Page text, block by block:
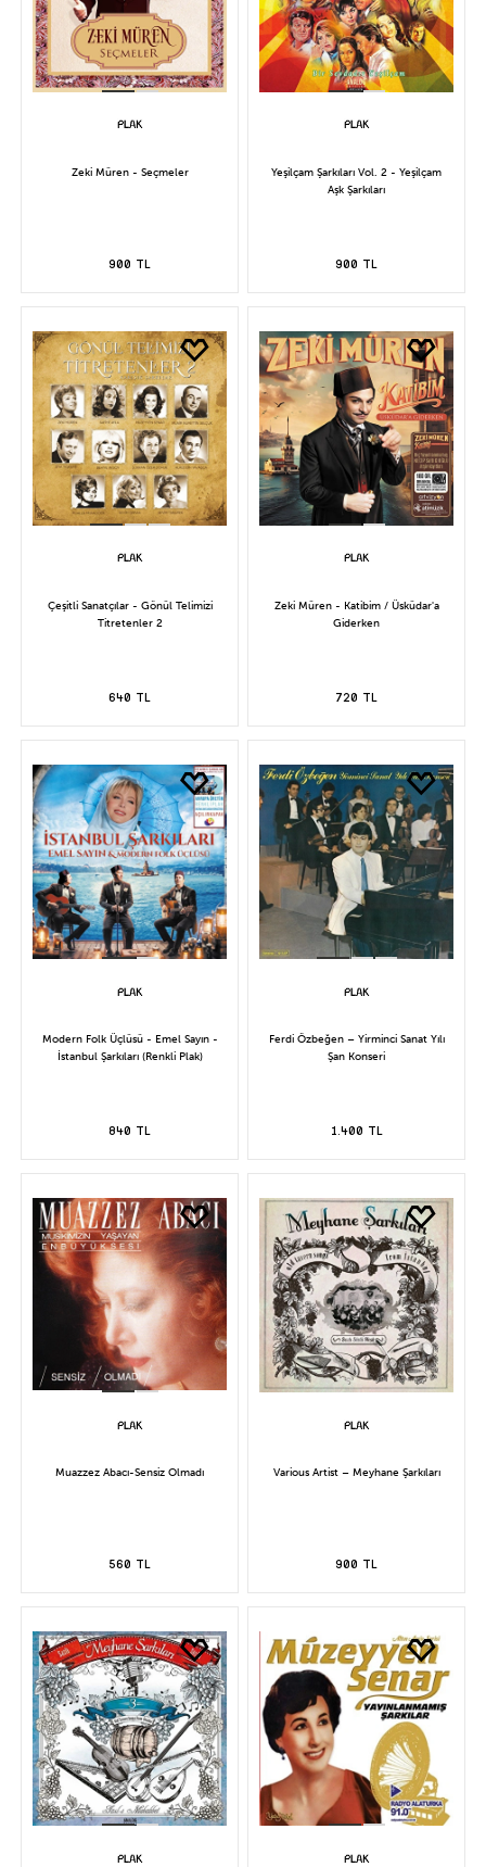
Zeki Müren - Seçmeler
900 TL
Yeşilçam Şarkıları Vol. 2 - Yeşilçam
Aşk Şarkıları
900 TL
Çeşitli Sanatçılar - Gönül Telimizi
Titretenler 2
640 TL
Zeki Müren - Katibim / Üsküdar'a
Giderken
720 TL
Modern Folk Üçlüsü - Emel Sayın -
İstanbul Şarkıları (Renkli Plak)
840 TL
Ferdi Özbeğen – Yirminci Sanat Yılı
Şan Konseri
1.400 TL
Muazzez Abacı-Sensiz Olmadı
560 TL
Various Artist – Meyhane Şarkıları
900 TL